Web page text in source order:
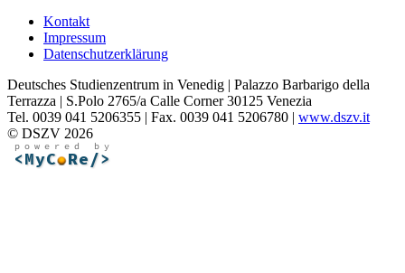
Kontakt
Impressum
Datenschutzerklärung
Deutsches Studienzentrum in Venedig | Palazzo Barbarigo della
Terrazza | S.Polo 2765/a Calle Corner 30125 Venezia
Tel. 0039 041 5206355 | Fax. 0039 041 5206780 | www.dszv.it
© DSZV 2026